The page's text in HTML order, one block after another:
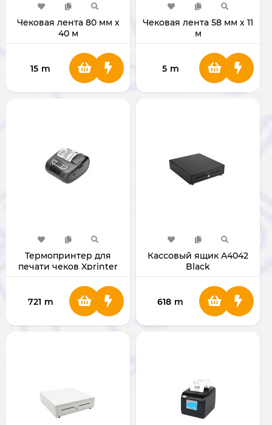
Чековая лента 80 мм х
40 м
15 m
Чековая лента 58 мм х 11
м
5 m
Термопринтер для
печати чеков Xprinter
721 m
Кассовый ящик A4042
Black
618 m